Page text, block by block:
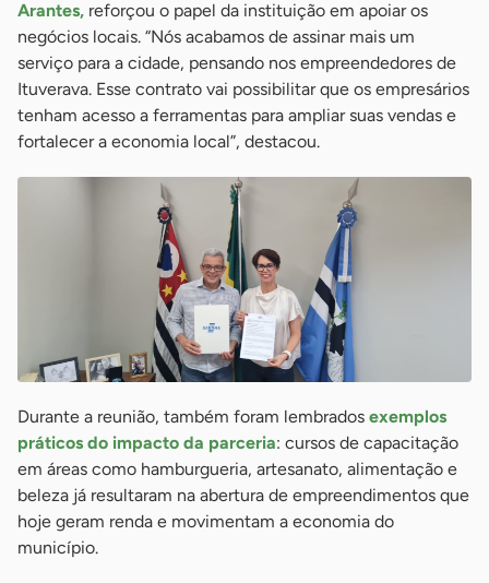
Arantes, reforçou o papel da instituição em apoiar os
negócios locais. “Nós acabamos de assinar mais um
serviço para a cidade, pensando nos empreendedores de
Ituverava. Esse contrato vai possibilitar que os empresários
tenham acesso a ferramentas para ampliar suas vendas e
fortalecer a economia local”, destacou.
Durante a reunião, também foram lembrados exemplos
práticos do impacto da parceria: cursos de capacitação
em áreas como hamburgueria, artesanato, alimentação e
beleza já resultaram na abertura de empreendimentos que
hoje geram renda e movimentam a economia do
município.